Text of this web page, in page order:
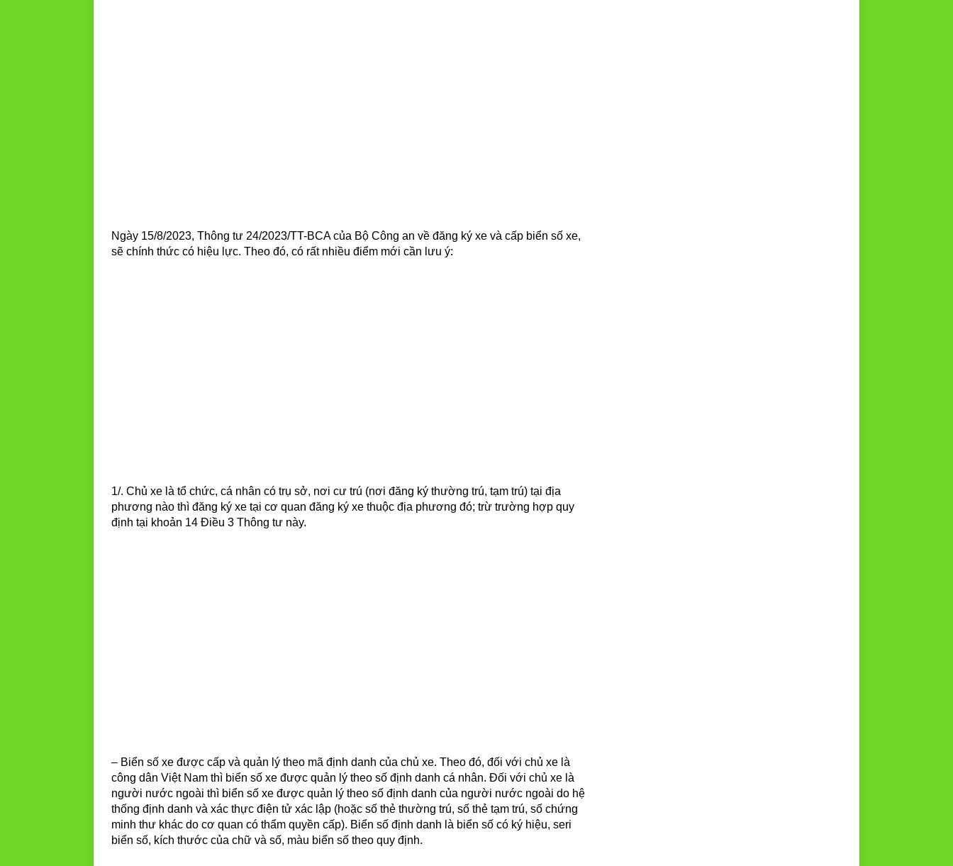
Ngày 15/8/2023, Thông tư 24/2023/TT-BCA của Bộ Công an về đăng ký xe và cấp biển số xe,
sẽ chính thức có hiệu lực. Theo đó, có rất nhiều điểm mới cần lưu ý:
1/. Chủ xe là tổ chức, cá nhân có trụ sở, nơi cư trú (nơi đăng ký thường trú, tạm trú) tại địa
phương nào thì đăng ký xe tại cơ quan đăng ký xe thuộc địa phương đó; trừ trường hợp quy
định tại khoản 14 Điều 3 Thông tư này.
– Biển số xe được cấp và quản lý theo mã định danh của chủ xe. Theo đó, đối với chủ xe là
công dân Việt Nam thì biển số xe được quản lý theo số định danh cá nhân. Đối với chủ xe là
người nước ngoài thì biển số xe được quản lý theo số định danh của người nước ngoài do hệ
thống định danh và xác thực điện tử xác lập (hoặc số thẻ thường trú, số thẻ tạm trú, số chứng
minh thư khác do cơ quan có thẩm quyền cấp). Biển số định danh là biển số có ký hiệu, seri
biển số, kích thước của chữ và số, màu biển số theo quy định.